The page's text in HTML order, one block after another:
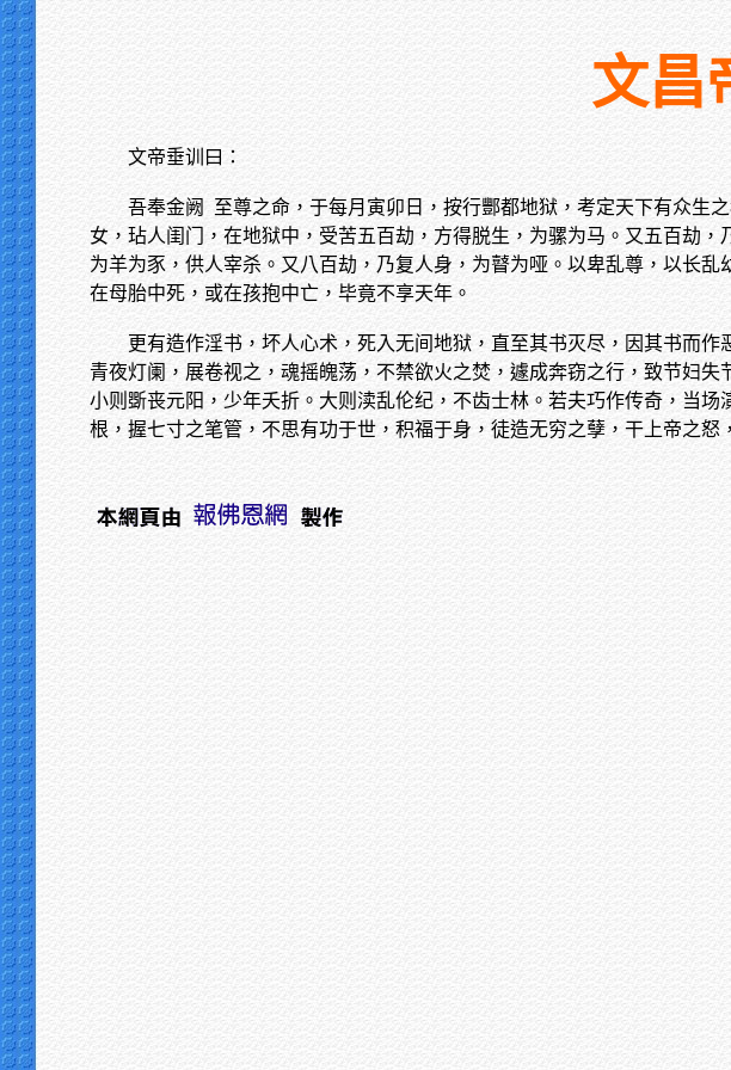
文昌
文帝垂训曰：
吾奉金阙
至尊之命，于每月寅卯日，按行酆都地狱，考定天下有众生
女，玷人闺门，在地狱中，受苦五百劫，方得脱生，为骡为马。又五百劫
为羊为豕，供人宰杀。又八百劫，乃复人身，为瞽为哑。以卑乱尊，以长
在母胎中死，或在孩抱中亡，毕竟不享天年。
更有造作淫书，坏人心术，死入无间地狱，直至其书灭尽，因其书而
青夜灯阑，展卷视之，魂摇魄荡，不禁欲火之焚，遽成奔窃之行，致节妇
小则斲丧元阳，少年夭折。大则渎乱伦纪，不齿士林。若夫巧作传奇，当
根，握七寸之笔管，不思有功于世，积福于身，徒造无穷之孽，干上帝之怒